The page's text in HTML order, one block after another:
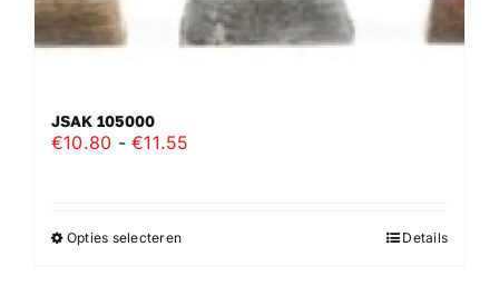
JSAK 105000
€10.80 - €11.55
Opties selecterenDit
Details